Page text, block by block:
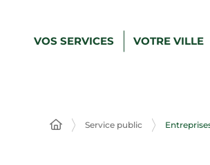
VOS SERVICES VOTRE VILLE
Service public